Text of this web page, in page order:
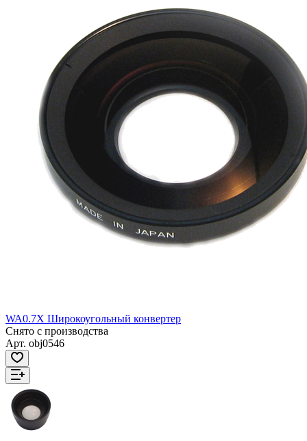
WA0.7X Широкоугольный конвертер
Снято с производства
Арт. obj0546